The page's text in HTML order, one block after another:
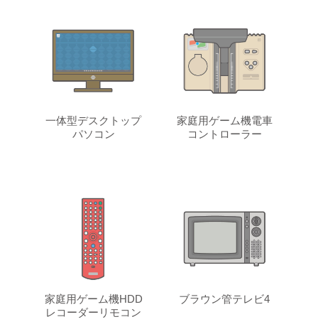
一体型デスクトップ
パソコン
家庭用ゲーム機電車
コントローラー
家庭用ゲーム機HDD
レコーダーリモコン
ブラウン管テレビ4